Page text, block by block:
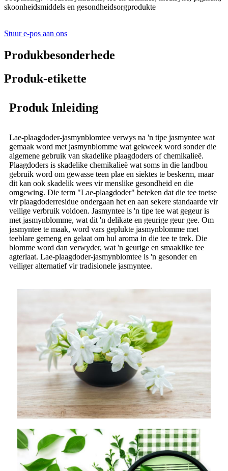
skoonheidsmiddels en gesondheidsorgprodukte
Stuur e-pos aan ons
Produkbesonderhede
Produk-etikette
Produk Inleiding
Lae-plaagdoder-jasmynblomtee verwys na 'n tipe jasmyntee wat
gemaak word met jasmynblomme wat gekweek word sonder die
algemene gebruik van skadelike plaagdoders of chemikalieë.
Plaagdoders is skadelike chemikalieë wat soms in die landbou
gebruik word om gewasse teen plae en siektes te beskerm, maar
dit kan ook skadelik wees vir menslike gesondheid en die
omgewing. Die term "Lae-plaagdoder" beteken dat die tee toetse
vir plaagdoderresidue ondergaan het en aan sekere standaarde vir
veilige verbruik voldoen. Jasmyntee is 'n tipe tee wat gegeur is
met jasmynblomme, wat dit 'n delikate en geurige geur gee. Om
jasmyntee te maak, word vars geplukte jasmynblomme met
teeblare gemeng en gelaat om hul aroma in die tee te trek. Die
blomme word dan verwyder, wat 'n geurige en smaaklike tee
agterlaat. Lae-plaagdoder-jasmynblomtee is 'n gesonder en
veiliger alternatief vir tradisionele jasmyntee.